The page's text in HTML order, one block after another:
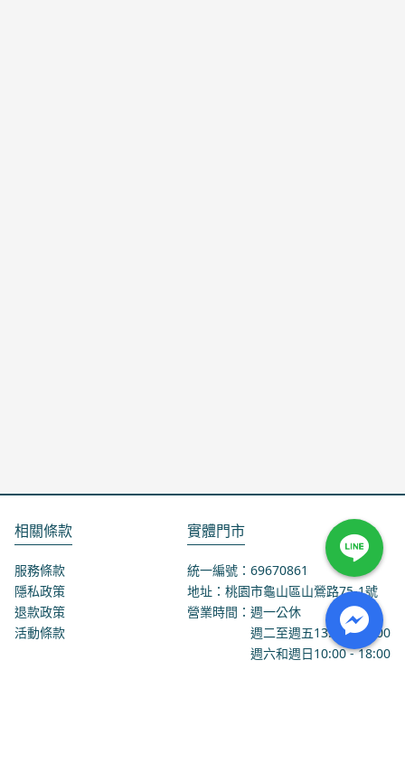
相關條款
服務條款
隱私政策
退款政策
活動條款
實體門市
統一編號：69670861
地址：桃園市龜山區山鶯路75-1號
營業時間：週一公休
週二至週五13:00 - 18:00
週六和週日10:00 - 18:00